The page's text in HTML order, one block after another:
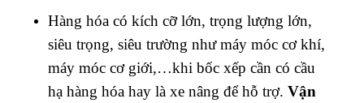
Hàng hóa có kích cỡ lớn, trọng lượng lớn,
siêu trọng, siêu trường như máy móc cơ khí,
máy móc cơ giới,…khi bốc xếp cần có cầu
hạ hàng hóa hay là xe nâng để hỗ trợ. Vận